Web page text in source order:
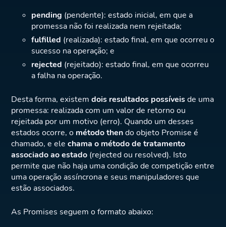
pending (pendente): estado inicial, em que a
promessa não foi realizada nem rejeitada;
fulfilled (realizada): estado final, em que ocorreu o
sucesso na operação; e
rejected (rejeitado): estado final, em que ocorreu
a falha na operação.
Desta forma, existemdois resultados possíveisde uma
promessa: realizada com um valor de retorno ou
rejeitada por um motivo (erro). Quando um desses
estados ocorre, o método thendo objeto Promise é
chamado, e elechama o método de tratamento
associado ao estado (rejected ou resolved). Isto
permite que não haja uma condição de competição entre
uma operação assíncrona e seus manipuladores que
estão associados.
As Promises seguem o formato abaixo: